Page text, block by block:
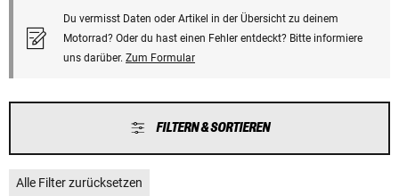
Du vermisst Daten oder Artikel in der Übersicht zu deinem
Motorrad? Oder du hast einen Fehler entdeckt? Bitte informiere
uns darüber. Zum Formular
FILTERN & SORTIEREN
Alle Filter zurücksetzen